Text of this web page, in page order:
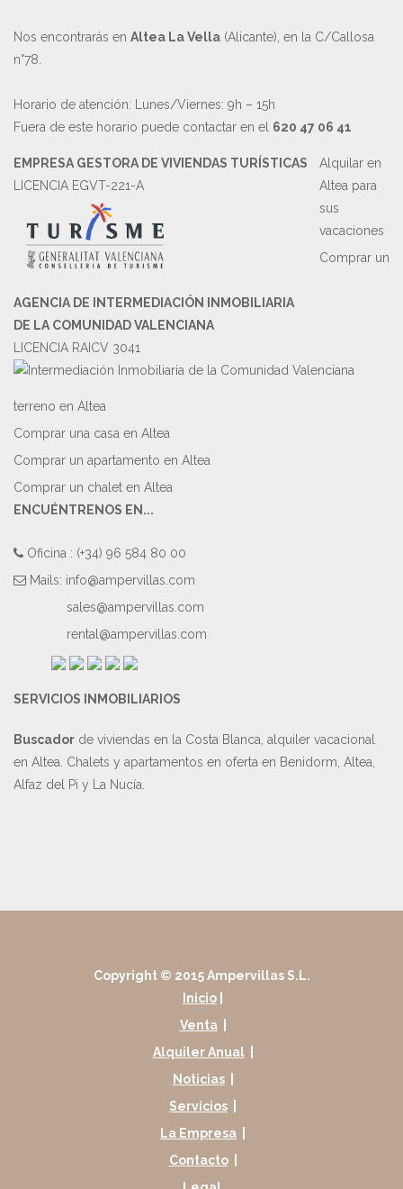
Nos encontrarás en Altea La Vella (Alicante), en la C/Callosa
n°78.
Horario de atención: Lunes/Viernes: 9h – 15h
Fuera de este horario puede contactar en el 620 47 06 41
EMPRESA GESTORA DE VIVIENDAS TURÍSTICAS
LICENCIA EGVT-221-A
AGENCIA DE INTERMEDIACIÓN INMOBILIARIA
DE LA COMUNIDAD VALENCIANA
LICENCIA RAICV 3041
Alquilar en
Altea para
sus
vacaciones
Comprar un
terreno en Altea
Comprar una casa en Altea
Comprar un apartamento en Altea
Comprar un chalet en Altea
ENCUÉNTRENOS EN...
Oficina : (+34) 96 584 80 00
Mails: info@ampervillas.com
sales@ampervillas.com
rental@ampervillas.com
SERVICIOS INMOBILIARIOS
Buscador de viviendas en la Costa Blanca, alquiler vacacional
en Altea. Chalets y apartamentos en oferta en Benidorm, Altea,
Alfaz del Pi y La Nucía.
Copyright © 2015 Ampervillas S.L.
Inicio
Venta
Alquiler Anual
Noticias
Servicios
La Empresa
Contacto